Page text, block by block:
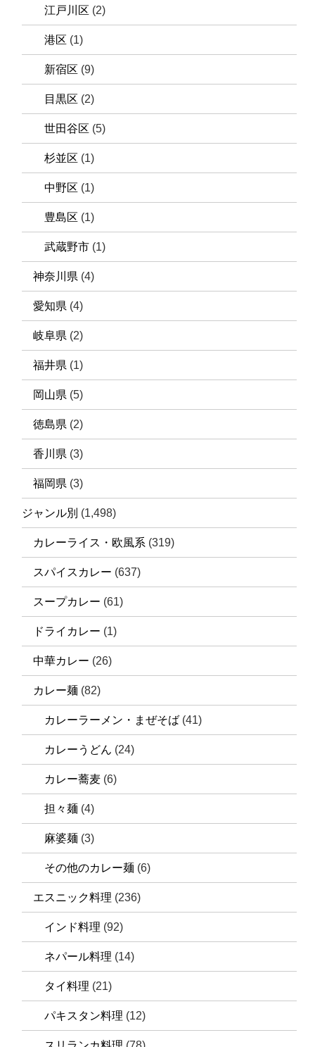
江戸川区 (2)
港区 (1)
新宿区 (9)
目黒区 (2)
世田谷区 (5)
杉並区 (1)
中野区 (1)
豊島区 (1)
武蔵野市 (1)
神奈川県 (4)
愛知県 (4)
岐阜県 (2)
福井県 (1)
岡山県 (5)
徳島県 (2)
香川県 (3)
福岡県 (3)
ジャンル別 (1,498)
カレーライス・欧風系 (319)
スパイスカレー (637)
スープカレー (61)
ドライカレー (1)
中華カレー (26)
カレー麺 (82)
カレーラーメン・まぜそば (41)
カレーうどん (24)
カレー蕎麦 (6)
担々麺 (4)
麻婆麺 (3)
その他のカレー麺 (6)
エスニック料理 (236)
インド料理 (92)
ネパール料理 (14)
タイ料理 (21)
パキスタン料理 (12)